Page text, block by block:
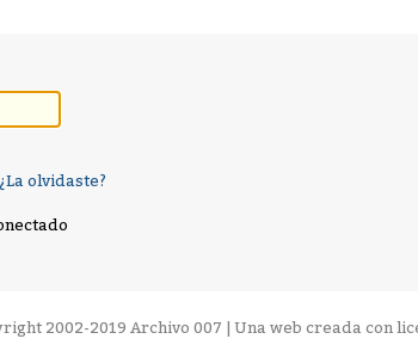
¿La olvidaste?
2002-2019 Archivo 007 | Una web creada con